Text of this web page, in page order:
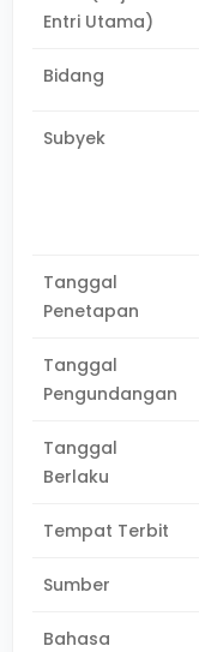
Entri Utama)
Bidang
Subyek
Tanggal
Penetapan
Tanggal
Pengundangan
Tanggal
Berlaku
Tempat Terbit
Sumber
Bahasa